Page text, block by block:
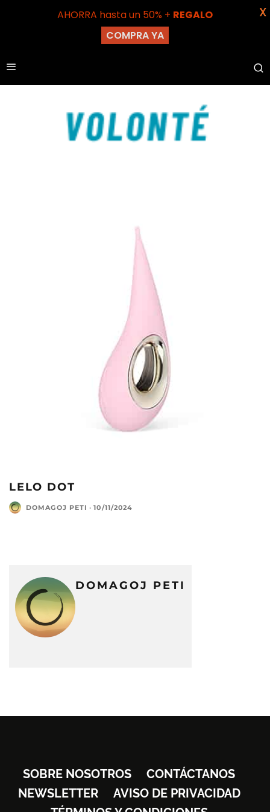
LELO DOT
DOMAGOJ PETI · 10/11/2024
DOMAGOJ PETI
SOBRE NOSOTROS
CONTÁCTANOS
NEWSLETTER
AVISO DE PRIVACIDAD
AHORRA hasta un 50% + REGALO
COMPRA YA
X